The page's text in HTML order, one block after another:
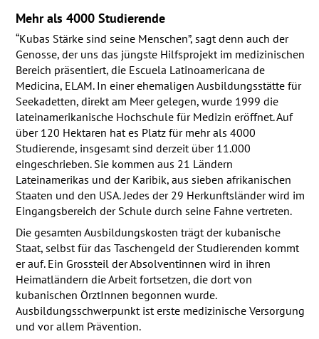
Mehr als 4000 Studierende
“Kubas Stärke sind seine Menschen”, sagt denn auch der
Genosse, der uns das jüngste Hilfsprojekt im medizinischen
Bereich präsentiert, die Escuela Latinoamericana de
Medicina, ELAM. In einer ehemaligen Ausbildungsstätte für
Seekadetten, direkt am Meer gelegen, wurde 1999 die
lateinamerikanische Hochschule für Medizin eröffnet. Auf
über 120 Hektaren hat es Platz für mehr als 4000
Studierende, insgesamt sind derzeit über 11.000
eingeschrieben. Sie kommen aus 21 Ländern
Lateinamerikas und der Karibik, aus sieben afrikanischen
Staaten und den USA. Jedes der 29 Herkunftsländer wird im
Eingangsbereich der Schule durch seine Fahne vertreten.
Die gesamten Ausbildungskosten trägt der kubanische
Staat, selbst für das Taschengeld der Studierenden kommt
er auf. Ein Grossteil der Absolventinnen wird in ihren
Heimatländern die Arbeit fortsetzen, die dort von
kubanischen ÖrztInnen begonnen wurde.
Ausbildungsschwerpunkt ist erste medizinische Versorgung
und vor allem Prävention.